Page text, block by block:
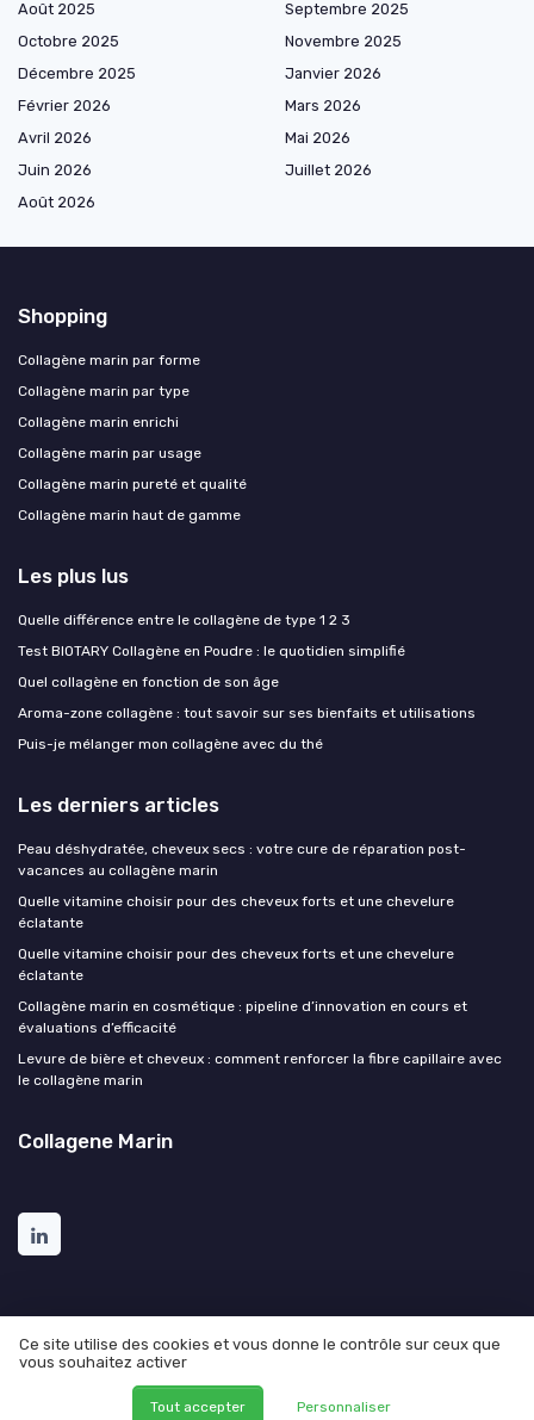
Août 2025
Septembre 2025
Octobre 2025
Novembre 2025
Décembre 2025
Janvier 2026
Février 2026
Mars 2026
Avril 2026
Mai 2026
Juin 2026
Juillet 2026
Août 2026
Shopping
Collagène marin par forme
Collagène marin par type
Collagène marin enrichi
Collagène marin par usage
Collagène marin pureté et qualité
Collagène marin haut de gamme
Les plus lus
Quelle différence entre le collagène de type 1 2 3
Test BIOTARY Collagène en Poudre : le quotidien simplifié
Quel collagène en fonction de son âge
Aroma-zone collagène : tout savoir sur ses bienfaits et utilisations
Puis-je mélanger mon collagène avec du thé
Les derniers articles
Peau déshydratée, cheveux secs : votre cure de réparation post-
vacances au collagène marin
Quelle vitamine choisir pour des cheveux forts et une chevelure
éclatante
Quelle vitamine choisir pour des cheveux forts et une chevelure
éclatante
Collagène marin en cosmétique : pipeline d’innovation en cours et
évaluations d’efficacité
Levure de bière et cheveux : comment renforcer la fibre capillaire avec
le collagène marin
Collagene Marin
Mentions légales
© Collagene Marin 2026
Ce site utilise des cookies et vous donne le contrôle sur ceux que
vous souhaitez activer
Tout accepter Personnaliser